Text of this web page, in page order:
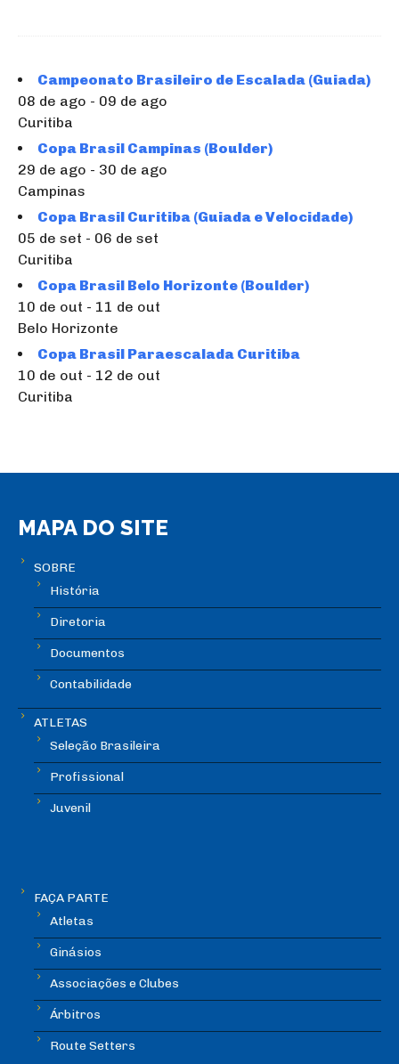
Campeonato Brasileiro de Escalada (Guiada)
08 de ago - 09 de ago
Curitiba
Copa Brasil Campinas (Boulder)
29 de ago - 30 de ago
Campinas
Copa Brasil Curitiba (Guiada e Velocidade)
05 de set - 06 de set
Curitiba
Copa Brasil Belo Horizonte (Boulder)
10 de out - 11 de out
Belo Horizonte
Copa Brasil Paraescalada Curitiba
10 de out - 12 de out
Curitiba
MAPA DO SITE
SOBRE
História
Diretoria
Documentos
Contabilidade
ATLETAS
Seleção Brasileira
Profissional
Juvenil
FAÇA PARTE
Atletas
Ginásios
Associações e Clubes
Árbitros
Route Setters